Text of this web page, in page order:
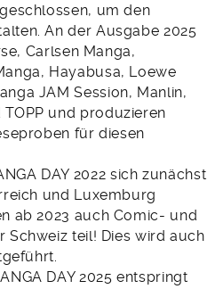
um den
An der Ausgabe 2025
Carlsen Manga,
Hayabusa, Loewe
JAM Session, Manlin,
TOPP und produzieren
für diesen
DAY 2022 sich zunächst
und Luxemburg
ab 2023 auch Comic- und
Schweiz teil! Dies wird auch
DAY 2025 entspringt